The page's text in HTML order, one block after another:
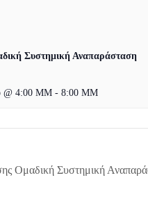
Συστημική Αναπαράσταση
@ 4:00 ΜΜ - 8:00 ΜΜ
Ομαδική Συστημική